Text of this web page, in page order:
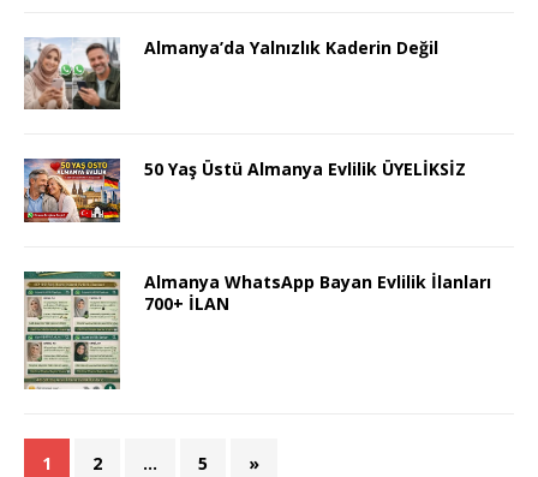
Almanya’da Yalnızlık Kaderin Değil
50 Yaş Üstü Almanya Evlilik ÜYELİKSİZ
Almanya WhatsApp Bayan Evlilik İlanları
700+ İLAN
1 2 … 5 »